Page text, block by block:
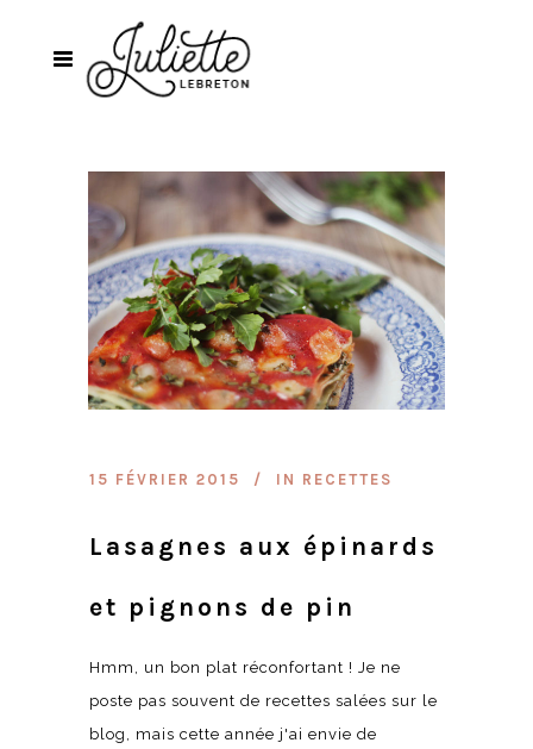
15 FÉVRIER 2015 IN RECETTES
Lasagnes aux épinards
et pignons de pin
Hmm, un bon plat réconfortant ! Je ne
poste pas souvent de recettes salées sur le
blog, mais cette année j'ai envie de